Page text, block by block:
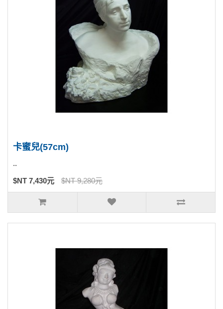
卡蜜兒(57cm)
..
$NT 7,430元 $NT 9,280元